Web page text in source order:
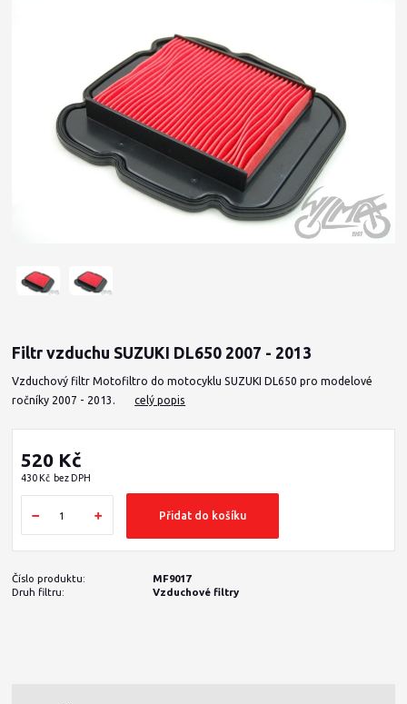
Filtr vzduchu SUZUKI DL650 2007 - 2013
Vzduchový filtr Motofiltro do motocyklu SUZUKI DL650 pro modelové
ročníky 2007 - 2013.celý popis
520 Kč
430 Kč bez DPH
Přidat do košíku
Číslo produktu:
MF9017
Druh filtru:
Vzduchové filtry